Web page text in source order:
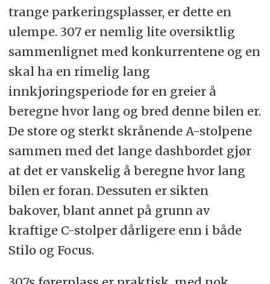
trange parkeringsplasser, er dette en
ulempe. 307 er nemlig lite oversiktlig
sammenlignet med konkurrentene og en
skal ha en rimelig lang
innkjøringsperiode før en greier å
beregne hvor lang og bred denne bilen er.
De store og sterkt skrånende A-stolpene
sammen med det lange dashbordet gjør
at det er vanskelig å beregne hvor lang
bilen er foran. Dessuten er sikten
bakover, blant annet på grunn av
kraftige C-stolper dårligere enn i både
Stilo og Focus.